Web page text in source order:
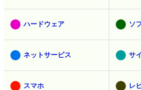
ハードウェア ソ
ネットサービス サ
スマホ レ